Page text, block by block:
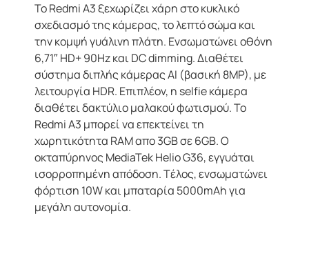
Το Redmi A3 ξεχωρίζει χάρη στο κυκλικό
σχεδιασμό της κάμερας, το λεπτό σώμα και
την κομψή γυάλινη πλάτη. Ενσωματώνει οθόνη
6,71″ HD+ 90Hz και DC dimming. Διαθέτει
σύστημα διπλής κάμερας AI (βασική 8MP), με
λειτουργία HDR. Επιπλέον, η selfie κάμερα
διαθέτει δακτύλιο μαλακού φωτισμού. Το
Redmi A3 μπορεί να επεκτείνει τη
χωρητικότητα RAM απο 3GB σε 6GB. Ο
οκταπύρηνος MediaTek Helio G36, εγγυάται
ισορροπημένη απόδοση. Tέλος, ενσωματώνει
φόρτιση 10W και μπαταρία 5000mAh για
μεγάλη αυτονομία.